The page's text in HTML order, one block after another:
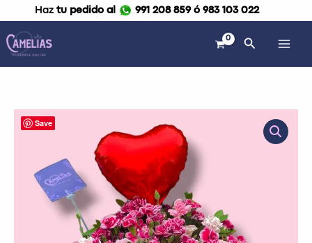
al
contenido
Haz tu pedido al 991 208 859 ó 983 103 022
Buscar
Box
de
Julia"
cantidad
Save